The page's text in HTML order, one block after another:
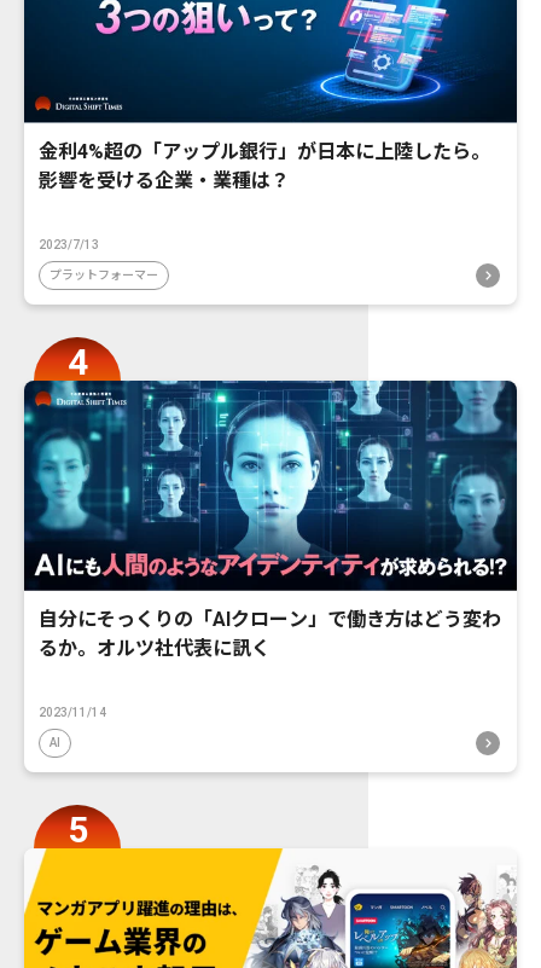
金利4%超の「アップル銀行」が日本に上陸したら。
影響を受ける企業・業種は？
2023/7/13
プラットフォーマー
自分にそっくりの「AIクローン」で働き方はどう変わ
るか。オルツ社代表に訊く
2023/11/14
AI